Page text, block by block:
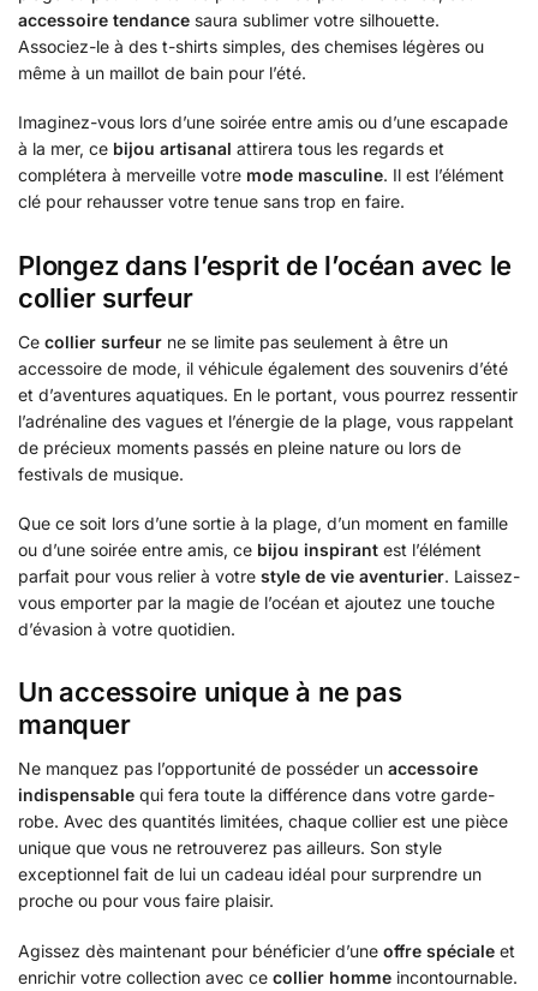
accessoire tendance saura sublimer votre silhouette.
Associez-le à des t-shirts simples, des chemises légères ou
même à un maillot de bain pour l’été.
Imaginez-vous lors d’une soirée entre amis ou d’une escapade
à la mer, ce bijou artisanal attirera tous les regards et
complétera à merveille votre mode masculine. Il est l’élément
clé pour rehausser votre tenue sans trop en faire.
Plongez dans l’esprit de l’océan avec le
collier surfeur
Ce collier surfeur ne se limite pas seulement à être un
accessoire de mode, il véhicule également des souvenirs d’été
et d’aventures aquatiques. En le portant, vous pourrez ressentir
l’adrénaline des vagues et l’énergie de la plage, vous rappelant
de précieux moments passés en pleine nature ou lors de
festivals de musique.
Que ce soit lors d’une sortie à la plage, d’un moment en famille
ou d’une soirée entre amis, ce bijou inspirant est l’élément
parfait pour vous relier à votre style de vie aventurier. Laissez-
vous emporter par la magie de l’océan et ajoutez une touche
d’évasion à votre quotidien.
Un accessoire unique à ne pas
manquer
Ne manquez pas l’opportunité de posséder un accessoire
indispensable qui fera toute la différence dans votre garde-
robe. Avec des quantités limitées, chaque collier est une pièce
unique que vous ne retrouverez pas ailleurs. Son style
exceptionnel fait de lui un cadeau idéal pour surprendre un
proche ou pour vous faire plaisir.
Agissez dès maintenant pour bénéficier d’une offre spéciale et
enrichir votre collection avec ce collier homme incontournable.